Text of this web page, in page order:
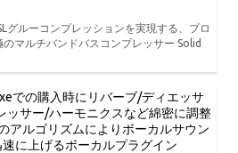
グルーコンプレッションを実現する、プロ
マルチバンドバスコンプレッサー Solid
での購入時にリバーブ/ディエッサ
ッサー/ハーモニクスなど綿密に調整
アルゴリズムによりボーカルサウン
速に上げるボーカルプラグイン